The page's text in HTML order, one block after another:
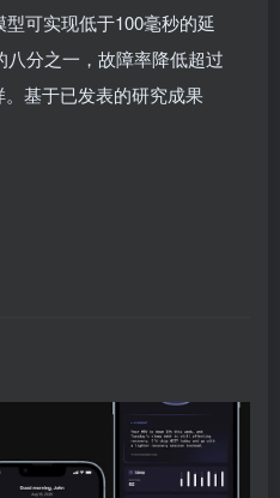
可实现低于100毫秒的延
分之一，故障率降低超过
基于已发表的研究成果